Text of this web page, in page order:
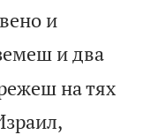
и
и два
на тях